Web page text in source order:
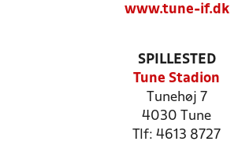
www.tune-if.dk
SPILLESTED
Tune Stadion
Tunehøj 7
4030 Tune
Tlf: 4613 8727